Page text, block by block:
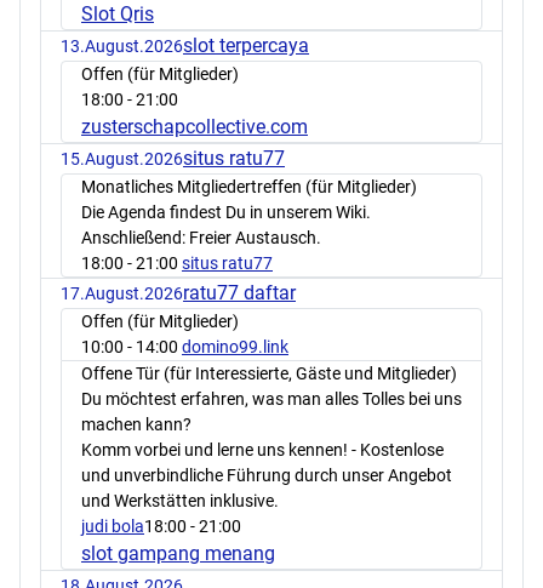
Slot Qris
13.August.2026slot terpercaya
Offen (für Mitglieder)
18:00 - 21:00
zusterschapcollective.com
15.August.2026situs ratu77
Monatliches Mitgliedertreffen (für Mitglieder)
Die Agenda findest Du in unserem Wiki.
Anschließend: Freier Austausch.
18:00 - 21:00 situs ratu77
17.August.2026ratu77 daftar
Offen (für Mitglieder)
10:00 - 14:00 domino99.link
Offene Tür (für Interessierte, Gäste und Mitglieder)
Du möchtest erfahren, was man alles Tolles bei uns
machen kann?
Komm vorbei und lerne uns kennen! - Kostenlose
und unverbindliche Führung durch unser Angebot
und Werkstätten inklusive.
judi bola18:00 - 21:00
slot gampang menang